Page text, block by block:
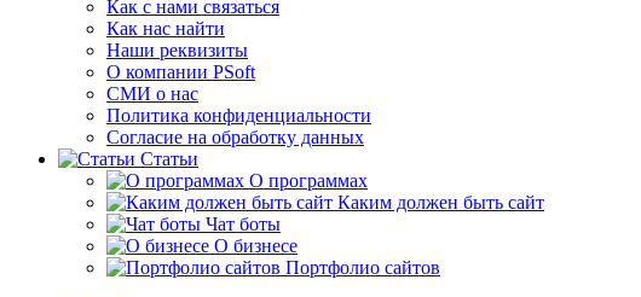
Как с нами связаться
Как нас найти
Наши реквизиты
О компании PSoft
СМИ о нас
Политика конфиденциальности
Согласие на обработку данных
Статьи
О программах
Каким должен быть сайт
Чат боты
О бизнесе
Портфолио сайтов